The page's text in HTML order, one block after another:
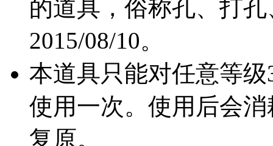
的道具，俗称孔、打
2015/08/10。
本道具只能对任意等
使用一次。使用后会
复原。